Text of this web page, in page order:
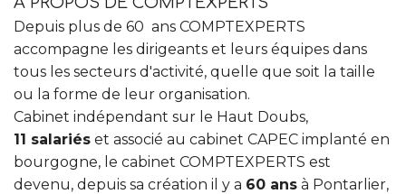
Depuis plus de 60 ans COMPTEXPERTS
accompagne les dirigeants et leurs équipes dans
tous les secteurs d'activité, quelle que soit la taille
ou la forme de leur organisation.
Cabinet indépendant sur le Haut Doubs,
11 salariés et associé au cabinet CAPEC implanté en
bourgogne, le cabinet COMPTEXPERTS est
devenu, depuis sa création il y a 60 ans à Pontarlier,